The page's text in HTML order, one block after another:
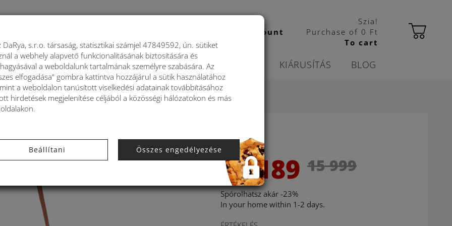
My kbas account
Szia!
Purchase of 0 Ft
To cart
HÁTIZSÁKOK KIEGÉSZÍTŐK LAKÁSDEKORÁCIÓ KIÁRUSÍTÁS BLOG
12 189 15 999
Spórolhatsz akár -23%
In your home within 1-2 days.
DaRya, s.r.o. társaság, statisztikai számjel 47849592, ún. sütiket
a webhely alapvető funkcionalitásának biztosítására és
a weboldalunk tartalmának személyre szabására. Az
elfogadása“ gombra kattintva hozzájárul a sütik használatához
a weboldalon tanúsított viselkedési adatainak továbbításához
hirdetések megjelenítése céljából a közösségi hálózatokon és más
Beállítani Összes engedélyezése